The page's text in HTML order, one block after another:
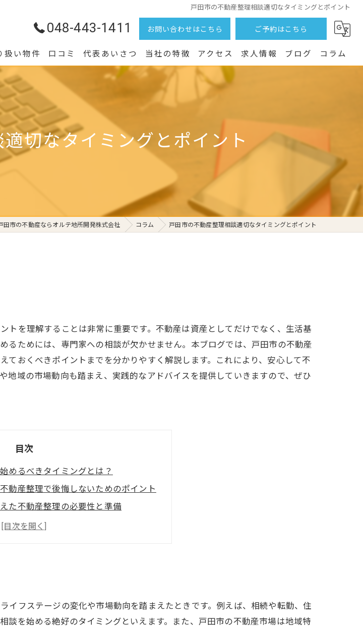
戸田市の不動産整理相談適切なタイミングとポイント
048-443-1411 お問い合わせはこちら ご予約はこちら
扱い物件 口コミ 代表あいさつ 当社の特徴
土地
戸建て
相続
アクセス 求人情報 ブログ コラム
切なタイミングとポイント
田市の不動産ならオルテ地所開発株式会社 コラム 戸田市の不動産整理相談適切なタイミングとポイント
トを理解することは非常に重要です。不動産は資産としてだけでなく、生活基
るためには、専門家への相談が欠かせません。本ブログでは、戸田市の不動産
おくべきポイントまでを分かりやすく解説します。これにより、安心して不
域の市場動向も踏まえ、実践的なアドバイスを提供していきますので、ぜひ
目次
めるべきタイミングとは？
動産整理で後悔しないためのポイント
た不動産整理の必要性と準備
を進める際の相談の流れと注意点
へ導くタイミングと相談の極意
イフステージの変化や市場動向を踏まえたときです。例えば、相続や転勤、住
談を始める絶好のタイミングといえます。また、戸田市の不動産市場は地域特